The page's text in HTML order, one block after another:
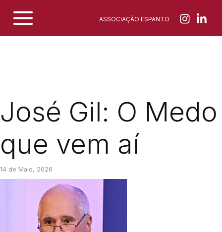
content
ASSOCIAÇÃO ESPANTO
José Gil: O Medo
que vem aí
14 de Maio, 2026